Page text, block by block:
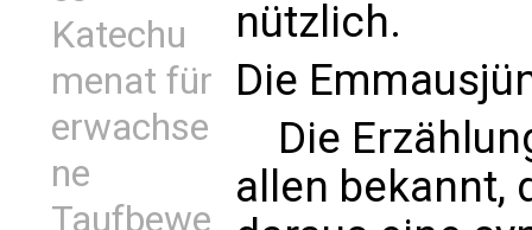
Katechu
menat für
erwachse
ne
Taufbewe
nützlich.
Die
Die
allen bekannt,